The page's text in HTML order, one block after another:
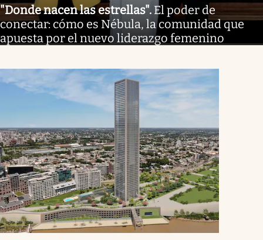
"Donde nacen las estrellas". El poder de
conectar: cómo es Nébula, la comunidad que
apuesta por el nuevo liderazgo femenino